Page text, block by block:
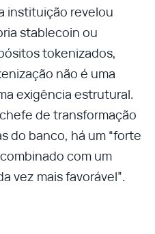
instituição revelou
stablecoin ou
tokenizados,
não é uma
exigência estrutural.
de transformação
do banco, há um “forte
com um
vez mais favorável”.